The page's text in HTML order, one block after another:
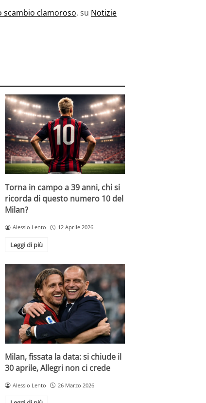
scambio clamoroso, su Notizie
Torna in campo a 39 anni, chi si
ricorda di questo numero 10 del
Milan?
Alessio Lento 12 Aprile 2026
Leggi di più
Milan, fissata la data: si chiude il
30 aprile, Allegri non ci crede
Alessio Lento 26 Marzo 2026